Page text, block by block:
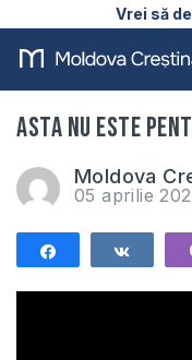
Vrei să
Asta nu este
Moldova
05 aprilie